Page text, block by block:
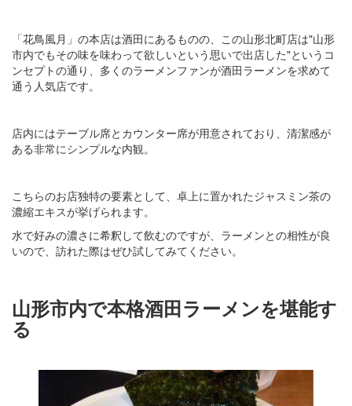
「花鳥風月」の本店は酒田にあるものの、この山形北町店は"山形
市内でもその味を味わって欲しいという思いで出店した"というコ
ンセプトの通り、多くのラーメンファンが酒田ラーメンを求めて
通う人気店です。
店内にはテーブル席とカウンター席が用意されており、清潔感が
ある非常にシンプルな内観。
こちらのお店独特の要素として、卓上に置かれたジャスミン茶の
濃縮エキスが挙げられます。
水で好みの濃さに希釈して飲むのですが、ラーメンとの相性が良
いので、訪れた際はぜひ試してみてください。
山形市内で本格酒田ラーメンを堪能す
る